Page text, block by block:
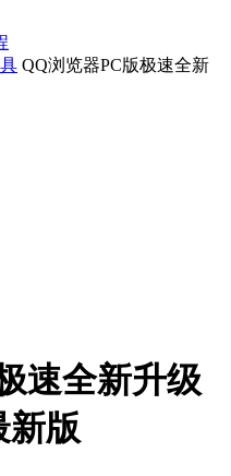
QQ浏览器PC版极速全新
速全新升级
新版